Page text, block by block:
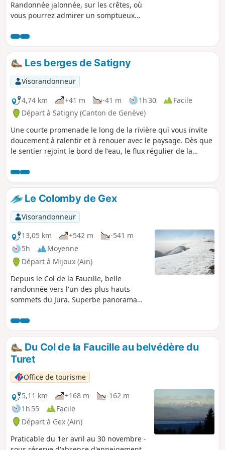
Randonnée jalonnée, sur les crêtes, où
vous pourrez admirer un somptueux
et le bassin lémanique, Genève et son
jet d'eau, et les Hautes-Combes du Jura,
de l'autre côté, avant de redescendre au
cœur de la Station.Le départ se situe en
haut du Télécombi du Montrond.
Les berges de Satigny
Visorandonneur
4,74 km
+41 m -41 m 1h 30
Facile
Départ à Satigny (Canton de Genève)
Une courte promenade le long de la rivière qui vous invite
doucement à ralentir et à renouer avec le paysage. Dès que
le sentier rejoint le bord de l'eau, le flux régulier de la
avant. La lumière du soleil scintille à la surface, se
déplaçant avec la brise, tandis que les roseaux et les herbes
ondulent tranquillement le long des berges. Même dans un
environnement familier, une promenade au bord de la
rivière peut ressembler à un petit voyage, révélant de
subtils changements de lumière, de sons et de couleurs au
fur et à mesure que le chemin se déroule.
Le Colomby de Gex
Visorandonneur
13,05 km
+542 m
-541 m
5h
Moyenne
Départ à Mijoux (Ain)
Depuis le Col de la Faucille, belle
randonnée vers l'un des plus hauts
sommets du Jura. Superbe panorama
Du Col de la Faucille au belvédère du
Turet
Office de tourisme
5,11 km
+168 m
-162 m
1h 55
Facile
Départ à Gex (Ain)
Praticable du 1er avril au 30 novembre -